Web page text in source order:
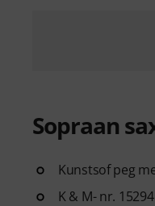
Sopraan
Kunstsof peg
K & M- nr. 15294